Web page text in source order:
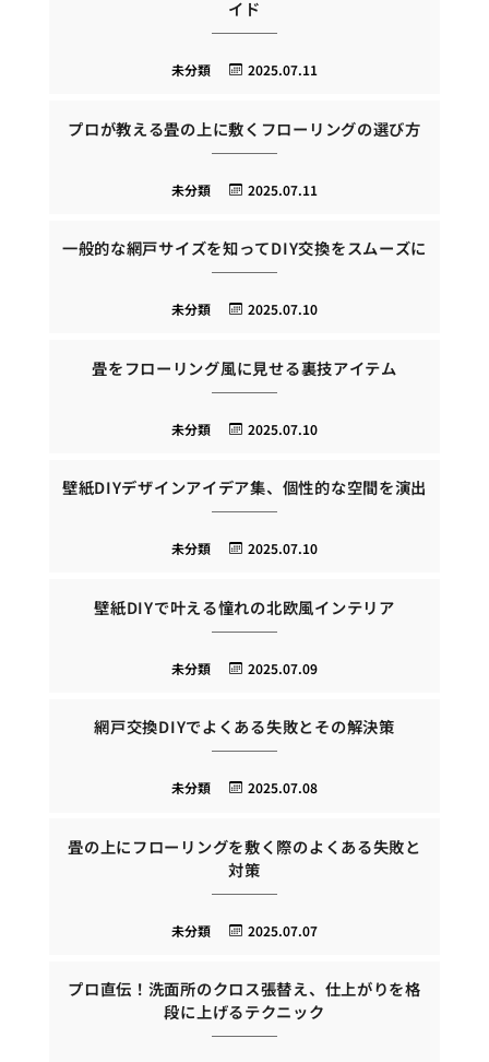
イド
2025.07.11
未分類
プロが教える畳の上に敷くフローリングの選び方
2025.07.11
未分類
一般的な網戸サイズを知ってDIY交換をスムーズに
2025.07.10
未分類
畳をフローリング風に見せる裏技アイテム
2025.07.10
未分類
壁紙DIYデザインアイデア集、個性的な空間を演出
2025.07.10
未分類
壁紙DIYで叶える憧れの北欧風インテリア
2025.07.09
未分類
網戸交換DIYでよくある失敗とその解決策
2025.07.08
未分類
畳の上にフローリングを敷く際のよくある失敗と
対策
2025.07.07
未分類
プロ直伝！洗面所のクロス張替え、仕上がりを格
段に上げるテクニック